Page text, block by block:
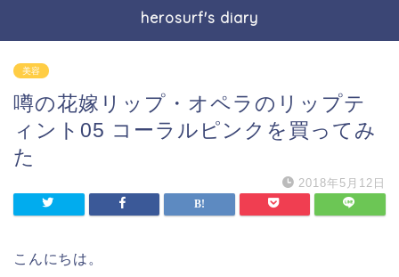
herosurf's diary
美容
噂の花嫁リップ・オペラのリップテ
ィント05 コーラルピンクを買ってみ
た
2018年5月12日
こんにちは。